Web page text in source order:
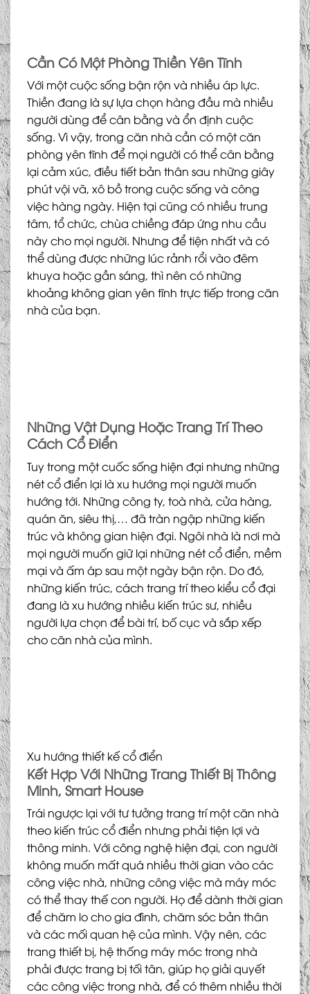
Cần Có Một Phòng Thiền Yên Tĩnh
Với một cuộc sống bận rộn và nhiều áp lực.
Thiền đang là sự lựa chọn hàng đầu mà nhiều
người dùng để cân bằng và ổn định cuộc
sống. Vì vậy, trong căn nhà cần có một căn
phòng yên tĩnh để mọi người có thể cân bằng
lại cảm xúc, điều tiết bản thân sau những giây
phút vội vã, xô bồ trong cuộc sống và công
việc hàng ngày. Hiện tại cũng có nhiều trung
tâm, tổ chức, chùa chiềng đáp ứng nhu cầu
này cho mọi người. Nhưng để tiện nhất và có
thể dùng được những lúc rảnh rổi vào đêm
khuya hoặc gần sáng, thì nên có những
khoảng không gian yên tĩnh trực tiếp trong căn
nhà của bạn.
Những Vật Dụng Hoặc Trang Trí Theo
Cách Cổ Điển
Tuy trong một cuốc sống hiện đại nhưng những
nét cổ điển lại là xu hướng mọi người muốn
hướng tới. Những công ty, toà nhà, cửa hàng,
quán ăn, siêu thị,… đã tràn ngập những kiến
trúc và không gian hiện đại. Ngôi nhà là nơi mà
mọi người muốn giữ lại những nét cổ điển, mềm
mại và ấm áp sau một ngày bận rộn. Do đó,
những kiến trúc, cách trang trí theo kiểu cổ đại
đang là xu hướng nhiều kiến trúc sư, nhiều
người lựa chọn để bài trí, bố cục và sắp xếp
cho căn nhà của mình.
Xu hướng thiết kế cổ điển
Kết Hợp Với Những Trang Thiết Bị Thông
Minh, Smart House
Trái ngược lại với tư tưởng trang trí một căn nhà
theo kiến trúc cổ điển nhưng phải tiện lợi và
thông minh. Với công nghệ hiện đại, con người
không muốn mất quá nhiều thời gian vào các
công việc nhà, những công việc mà máy móc
có thể thay thế con người. Họ để dành thời gian
để chăm lo cho gia đình, chăm sóc bản thân
và các mối quan hệ của mình. Vậy nên, các
trang thiết bị, hệ thống máy móc trong nhà
phải được trang bị tối tân, giúp họ giải quyết
các công việc trong nhà, để có thêm nhiều thời